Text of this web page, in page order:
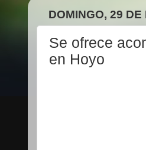
DOMINGO, 29
Se ofrece
en Hoyo